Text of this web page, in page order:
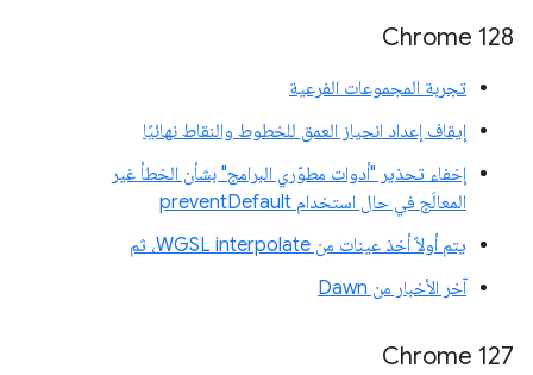
‫Chrome 128
تجربة المجموعات الفرعية
إيقاف إعداد انحياز العمق للخطوط والنقاط نهائيًا
إخفاء تحذير "أدوات مطوّري البرامج" بشأن الخطأ غير
المعالَج في حال استخدام preventDefault
يتم أولاً أخذ عينات من WGSL interpolate، ثم
آخر الأخبار من Dawn
Chrome 127